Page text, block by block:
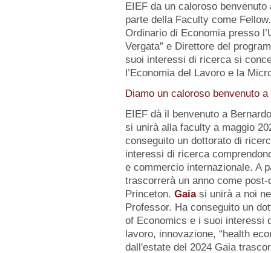
EIEF da un caloroso
parte della Faculty come
Ordinario di Economia presso
Vergata” e Direttore del
suoi interessi di ricerca si
l’Economia del Lavoro e la
Diamo un caloroso benvenuto
EIEF dà il benvenuto a
si unirà alla faculty a maggio
conseguito un dottorato di
interessi di ricerca
e commercio internazionale. A
trascorrerà un anno come
Princeton. Gaiasi unirà a noi
Professor. Ha conseguito un
of Economics e i suoi interessi
lavoro, innovazione, “health
dall'estate del 2024 Gaia